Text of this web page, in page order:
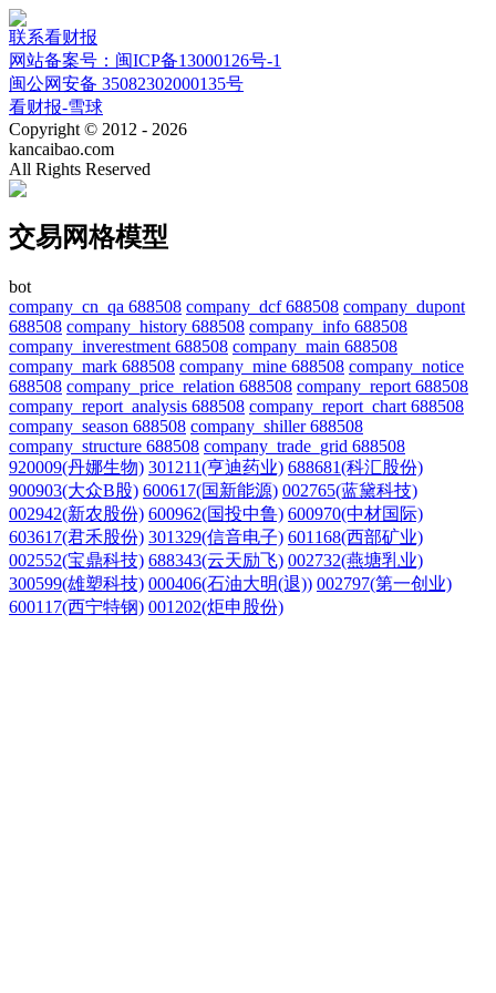
联系看财报
网站备案号：闽ICP备13000126号-1
闽公网安备 35082302000135号
看财报-雪球
Copyright © 2012 - 2026
kancaibao.com
All Rights Reserved
交易网格模型
bot
company_cn_qa 688508 company_dcf 688508 company_dupont
688508 company_history 688508 company_info 688508
company_inverestment 688508 company_main 688508
company_mark 688508 company_mine 688508 company_notice
688508 company_price_relation 688508 company_report 688508
company_report_analysis 688508 company_report_chart 688508
company_season 688508 company_shiller 688508
company_structure 688508 company_trade_grid 688508
920009(丹娜生物) 301211(亨迪药业) 688681(科汇股份)
900903(大众B股) 600617(国新能源) 002765(蓝黛科技)
002942(新农股份) 600962(国投中鲁) 600970(中材国际)
603617(君禾股份) 301329(信音电子) 601168(西部矿业)
002552(宝鼎科技) 688343(云天励飞) 002732(燕塘乳业)
300599(雄塑科技) 000406(石油大明(退)) 002797(第一创业)
600117(西宁特钢) 001202(炬申股份)